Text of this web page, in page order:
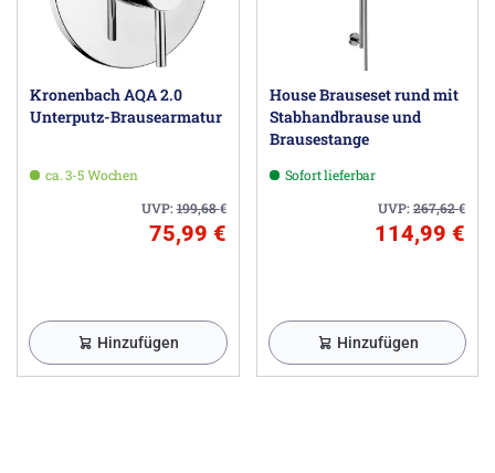
Kronenbach AQA 2.0
Unterputz-Brausearmatur
ca. 3-5 Wochen
UVP:199,68€
75,99 €
Hinzufügen
House Brauseset rund mit
Stabhandbrause und
Brausestange
Sofort lieferbar
UVP:267,62€
114,99 €
Hinzufügen